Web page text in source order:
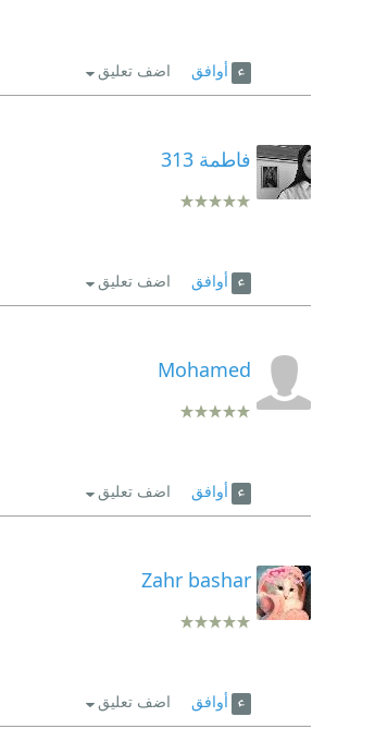
أوافق اضف تعليق
فاطمة 313
أوافق اضف تعليق
Mohamed
أوافق اضف تعليق
Zahr bashar
أوافق اضف تعليق